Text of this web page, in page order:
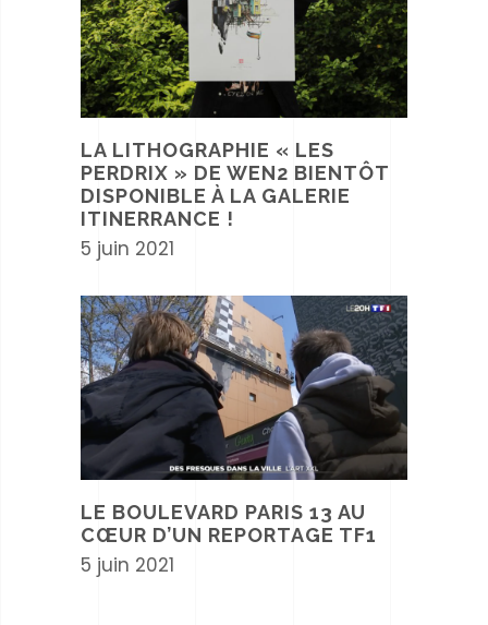
LA LITHOGRAPHIE « LES
PERDRIX » DE WEN2 BIENTÔT
DISPONIBLE À LA GALERIE
ITINERRANCE !
5 juin 2021
LE BOULEVARD PARIS 13 AU
CŒUR D’UN REPORTAGE TF1
5 juin 2021